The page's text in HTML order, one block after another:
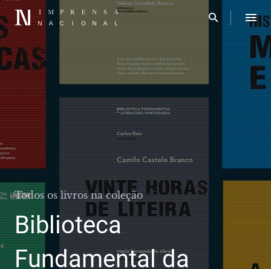
Todos os livros na coleção
Biblioteca
Fundamental da